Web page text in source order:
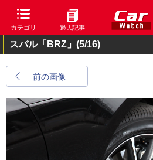
カテゴリ 過去記事
スバル「BRZ」 (5/16)
前の画像